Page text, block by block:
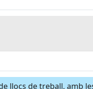
llocs de treball, amb